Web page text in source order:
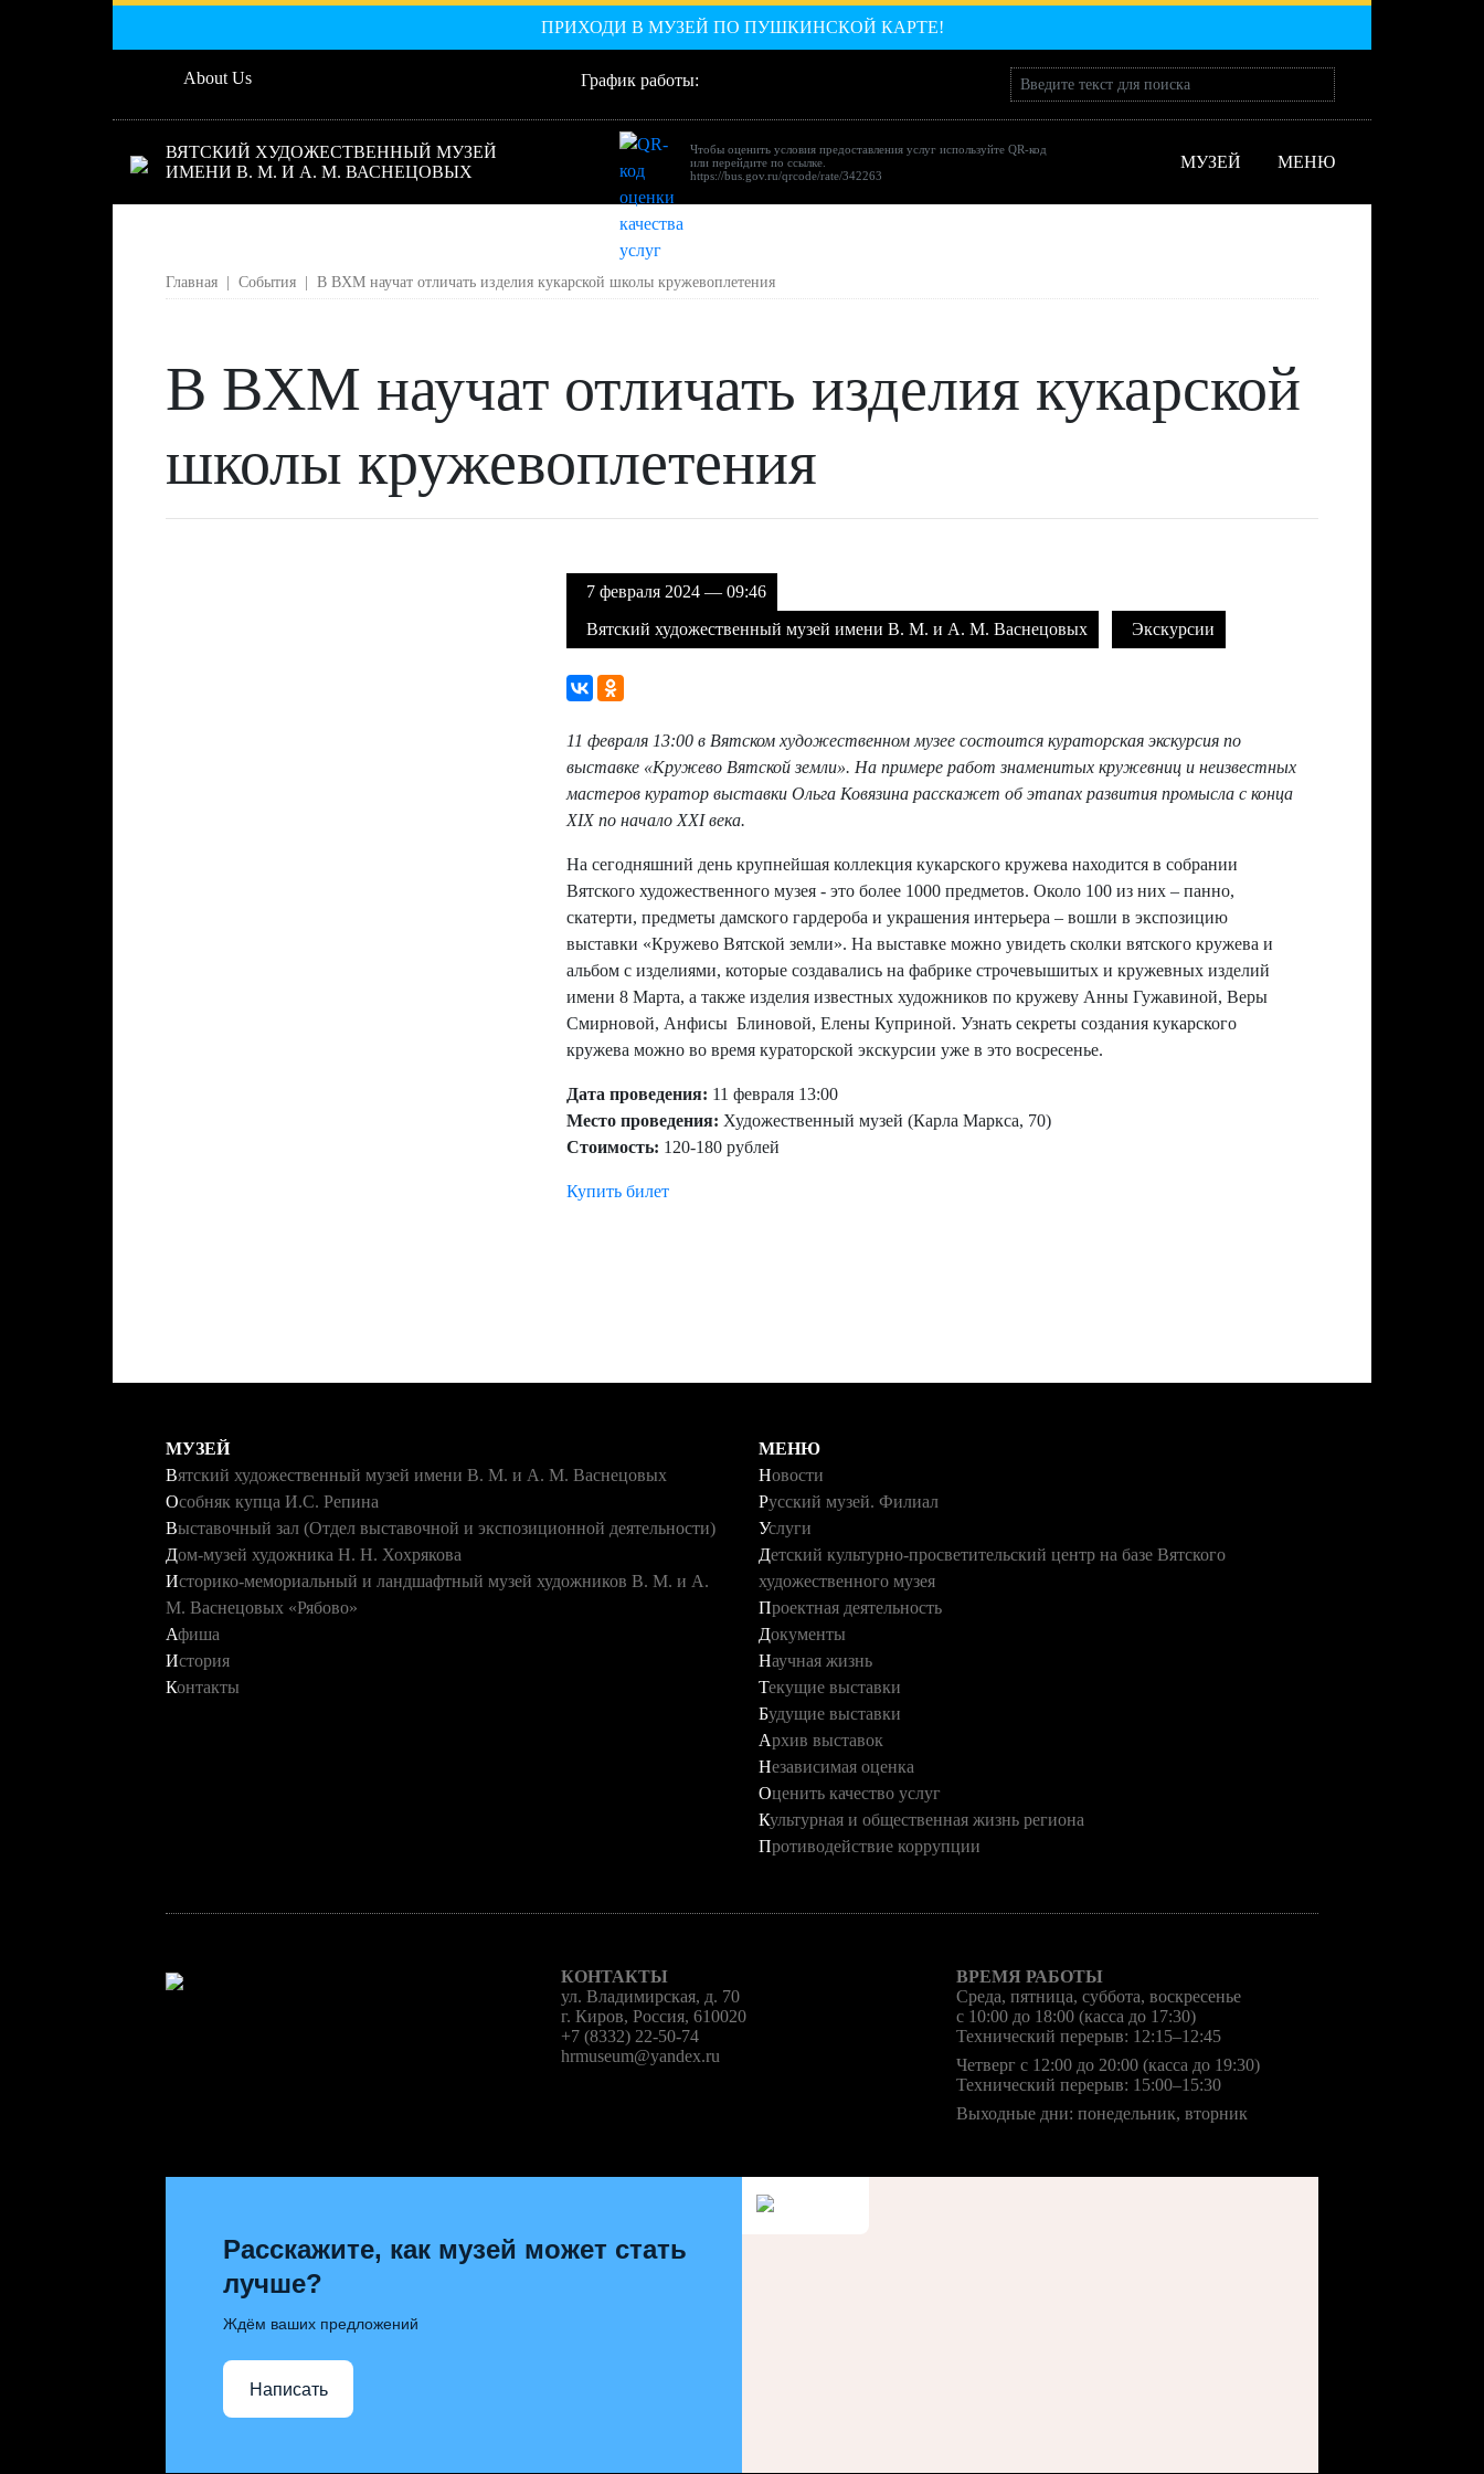
ПРИХОДИ В МУЗЕЙ ПО ПУШКИНСКОЙ КАРТЕ!
About Us График работы:
ВЯТСКИЙ ХУДОЖЕСТВЕННЫЙ МУЗЕЙ
ИМЕНИ В. М. И А. М. ВАСНЕЦОВЫХ
Чтобы оценить условия предоставления услуг используйте QR-код
или перейдите по ссылке.
https://bus.gov.ru/qrcode/rate/342263
МУЗЕЙ МЕНЮ
Главная | События | В ВХМ научат отличать изделия кукарской школы кружевоплетения
В ВХМ научат отличать изделия кукарской
школы кружевоплетения
7 февраля 2024 — 09:46
Вятский художественный музей имени В. М. и А. М. Васнецовых
Экскурсии
11 февраля 13:00 в Вятском художественном музее состоится кураторская экскурсия по
выставке «Кружево Вятской земли». На примере работ знаменитых кружевниц и неизвестных
мастеров куратор выставки Ольга Ковязина расскажет об этапах развития промысла с конца
XIX по начало XXI века.
На сегодняшний день крупнейшая коллекция кукарского кружева находится в собрании
Вятского художественного музея - это более 1000 предметов. Около 100 из них – панно,
скатерти, предметы дамского гардероба и украшения интерьера – вошли в экспозицию
выставки «Кружево Вятской земли». На выставке можно увидеть сколки вятского кружева и
альбом с изделиями, которые создавались на фабрике строчевышитых и кружевных изделий
имени 8 Марта, а также изделия известных художников по кружеву Анны Гужавиной, Веры
Смирновой, Анфисы Блиновой, Елены Куприной. Узнать секреты создания кукарского
кружева можно во время кураторской экскурсии уже в это восресенье.
Дата проведения: 11 февраля 13:00
Место проведения: Художественный музей (Карла Маркса, 70)
Стоимость: 120-180 рублей
Купить билет
МУЗЕЙ
Вятский художественный музей имени В. М. и А. М. Васнецовых
Особняк купца И.С. Репина
Выставочный зал (Отдел выставочной и экспозиционной деятельности)
Дом-музей художника Н. Н. Хохрякова
Историко-мемориальный и ландшафтный музей художников В. М. и А.
М. Васнецовых «Рябово»
Афиша
История
Контакты
МЕНЮ
Новости
Русский музей. Филиал
Услуги
Детский культурно-просветительский центр на базе Вятского
художественного музея
Проектная деятельность
Документы
Научная жизнь
Текущие выставки
Будущие выставки
Архив выставок
Независимая оценка
Оценить качество услуг
Культурная и общественная жизнь региона
Противодействие коррупции
КОНТАКТЫ
ул. Владимирская, д. 70
г. Киров, Россия, 610020
+7 (8332) 22-50-74
hrmuseum@yandex.ru
ВРЕМЯ РАБОТЫ
Среда, пятница, суббота, воскресенье
с 10:00 до 18:00 (касса до 17:30)
Технический перерыв: 12:15–12:45
Четверг с 12:00 до 20:00 (касса до 19:30)
Технический перерыв: 15:00–15:30
Выходные дни: понедельник, вторник
Расскажите, как музей может стать
лучше?
Ждём ваших предложений
Написать